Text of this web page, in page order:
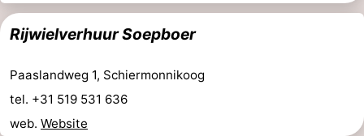
Rijwielverhuur Soepboer
Paaslandweg 1, Schiermonnikoog
tel. +31 519 531 636
web. Website